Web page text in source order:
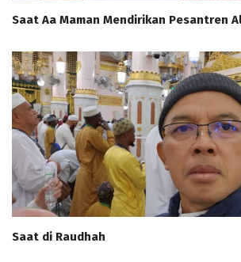
Saat Aa Maman Mendirikan Pesantren
Saat di Raudhah